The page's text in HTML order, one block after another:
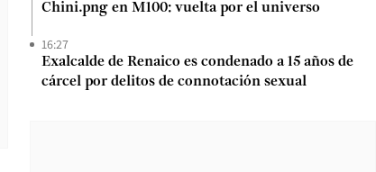
Chini.png en M100: vuelta por el universo
16:27
Exalcalde de Renaico es condenado a 15 años de
cárcel por delitos de connotación sexual